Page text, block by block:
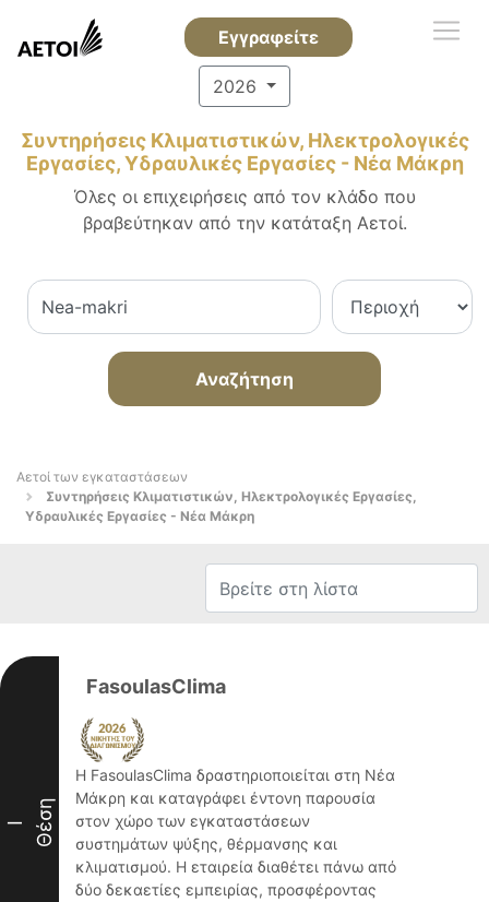
Εγγραφείτε
2026
Συντηρήσεις Κλιματιστικών, Ηλεκτρολογικές
Εργασίες, Υδραυλικές Εργασίες - Νέα Μάκρη
Όλες οι επιχειρήσεις από τον κλάδο που
βραβεύτηκαν από την κατάταξη Αετοί.
Αναζήτηση
Αετοί των εγκαταστάσεων
Συντηρήσεις Κλιματιστικών, Ηλεκτρολογικές Εργασίες,
Υδραυλικές Εργασίες - Νέα Μάκρη
I Θέση
FasoulasClima
Η FasoulasClima δραστηριοποιείται στη Νέα
Μάκρη και καταγράφει έντονη παρουσία
στον χώρο των εγκαταστάσεων
συστημάτων ψύξης, θέρμανσης και
κλιματισμού. Η εταιρεία διαθέτει πάνω από
δύο δεκαετίες εμπειρίας, προσφέροντας